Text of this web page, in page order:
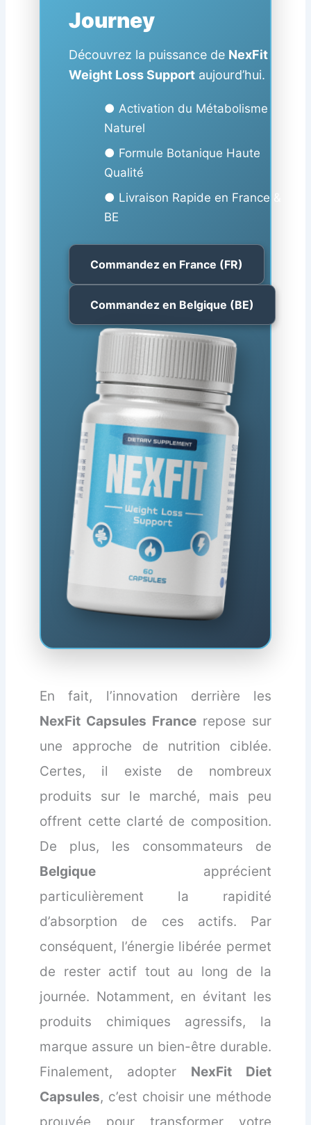
Journey
Découvrez la puissance de NexFit
Weight Loss Support aujourd’hui.
● Activation du Métabolisme
Naturel
● Formule Botanique Haute
Qualité
● Livraison Rapide en France &
BE
Commandez en France (FR)
Commandez en Belgique (BE)
En fait, l’innovation derrière les
NexFit Capsules France repose sur
une approche de nutrition ciblée.
Certes, il existe de nombreux
produits sur le marché, mais peu
offrent cette clarté de composition.
De plus, les consommateurs de
Belgique apprécient
particulièrement la rapidité
d’absorption de ces actifs. Par
conséquent, l’énergie libérée permet
de rester actif tout au long de la
journée. Notamment, en évitant les
produits chimiques agressifs, la
marque assure un bien-être durable.
Finalement, adopter NexFit Diet
Capsules, c’est choisir une méthode